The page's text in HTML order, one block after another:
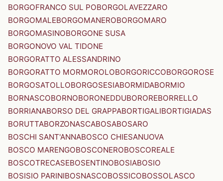
BORGOFRANCO SUL POBORGOLAVEZZARO
BORGOMALEBORGOMANEROBORGOMARO
BORGOMASINOBORGONE SUSA
BORGONOVO VAL TIDONE
BORGORATTO ALESSANDRINO
BORGORATTO MORMOROLOBORGORICCOBORGOROSE
BORGOSATOLLOBORGOSESIABORMIDABORMIO
BORNASCOBORNOBORONEDDUBOROREBORRELLO
BORRIANABORSO DEL GRAPPABORTIGALIBORTIGIADAS
BORUTTABORZONASCABOSABOSARO
BOSCHI SANT'ANNABOSCO CHIESANUOVA
BOSCO MARENGOBOSCONEROBOSCOREALE
BOSCOTRECASEBOSENTINOBOSIABOSIO
BOSISIO PARINIBOSNASCOBOSSICOBOSSOLASCO